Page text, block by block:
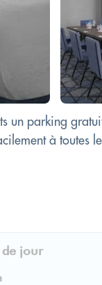
parking
à toutes
jour